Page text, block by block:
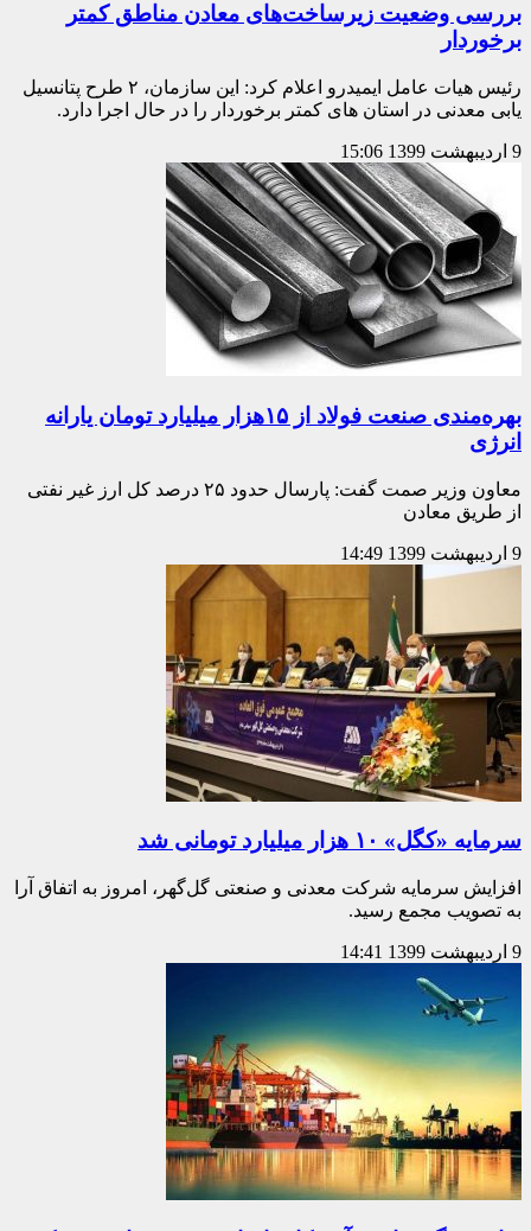
بررسی وضعیت زیرساخت‌های معادن مناطق کمتر
برخوردار
رئیس هیات عامل ایمیدرو اعلام کرد: این سازمان، ۲ طرح پتانسیل
یابی معدنی در استان های کمتر برخوردار را در حال اجرا دارد.
9 اردیبهشت 1399 15:06
بهره‌مندی صنعت فولاد از ۱۵هزار میلیارد تومان یارانه
انرژی
معاون وزیر صمت گفت: پارسال حدود ۲۵ درصد کل ارز غیر نفتی
از طریق معادن
9 اردیبهشت 1399 14:49
سرمایه «کگل» ۱۰ هزار میلیارد تومانی شد
افزایش سرمایه شرکت معدنی و صنعتی گل‌گهر، امروز به اتفاق آرا
به تصویب مجمع رسید.
9 اردیبهشت 1399 14:41